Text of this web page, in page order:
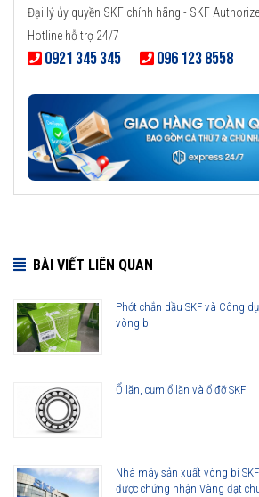
Đại lý ủy quyền SKF chính hãng - SKF
Hotline hỗ trợ 24/7
0921 345 345 096 123 8558
BÀI VIẾT LIÊN QUAN
Phớt chắn dầu SKF và Công
vòng bi
Ổ lăn, cụm ổ lăn và ổ đỡ SKF
Nhà máy sản xuất vòng bi
được chứng nhận Vàng đạt